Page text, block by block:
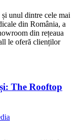
unul dintre cele mai
din România, a
din rețeaua
le oferă clienților
The Rooftop